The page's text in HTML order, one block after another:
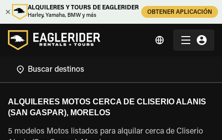
ALQUILERES Y TOURS DE EAGLERIDER
Harley, Yamaha, BMW y más
OBTENER APLICACIÓN
ALQUILERES MOTOS CERCA DE CLISERIO ALANIS
(SAN GASPAR), MORELOS
5 modelos Motos listados para alquilar cerca de Cliserio